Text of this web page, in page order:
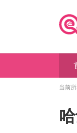
当前